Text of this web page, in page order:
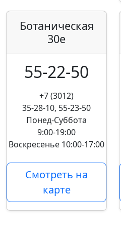
Ботаническая
30е
55-22-50
+7 (3012)
35-28-10, 55-23-50
Понед-Суббота
9:00-19:00
Воскресенье 10:00-17:00
Смотреть на
карте